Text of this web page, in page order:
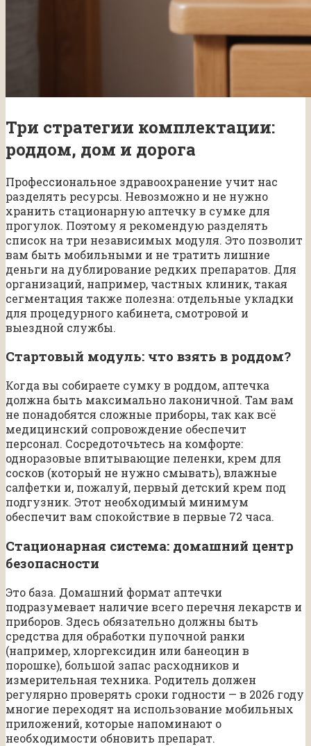
Три стратегии комплектации:
роддом, дом и дорога
Профессиональное здравоохранение учит нас
разделять ресурсы. Невозможно и не нужно
хранить стационарную аптечку в сумке для
прогулок. Поэтому я рекомендую разделять
список на три независимых модуля. Это позволит
вам быть мобильными и не тратить лишние
деньги на дублирование редких препаратов. Для
организаций, например, частных клиник, такая
сегментация также полезна: отдельные укладки
для процедурного кабинета, смотровой и
выездной службы.
Стартовый модуль: что взять в роддом?
Когда вы собираете сумку в роддом, аптечка
должна быть максимально лаконичной. Там вам
не понадобятся сложные приборы, так как всё
медицинский сопровождение обеспечит
персонал. Сосредоточьтесь на комфорте:
одноразовые впитывающие пеленки, крем для
сосков (который не нужно смывать), влажные
салфетки и, пожалуй, первый детский крем под
подгузник. Этот необходимый минимум
обеспечит вам спокойствие в первые 72 часа.
Стационарная система: домашний центр
безопасности
Это база. Домашний формат аптечки
подразумевает наличие всего перечня лекарств и
приборов. Здесь обязательно должны быть
средства для обработки пупочной ранки
(например, хлоргексидин или банеоцин в
порошке), большой запас расходников и
измерительная техника. Родитель должен
регулярно проверять сроки годности — в 2026 году
многие переходят на использование мобильных
приложений, которые напоминают о
необходимости обновить препарат.